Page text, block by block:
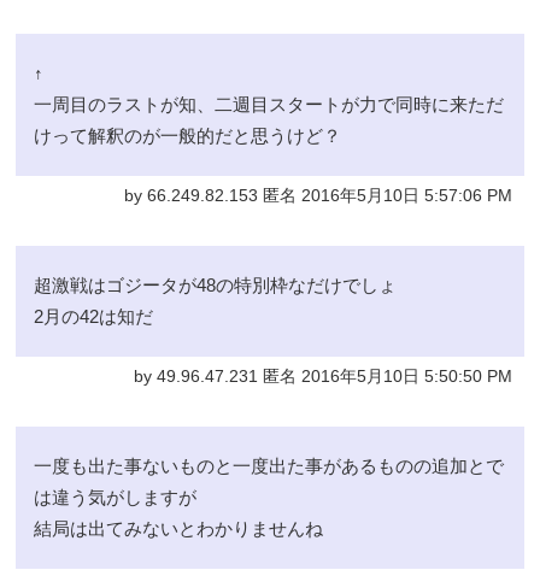
↑
一周目のラストが知、二週目スタートが力で同時に来ただ
けって解釈のが一般的だと思うけど？
by 66.249.82.153 匿名 2016年5月10日 5:57:06 PM
超激戦はゴジータが48の特別枠なだけでしょ
2月の42は知だ
by 49.96.47.231 匿名 2016年5月10日 5:50:50 PM
一度も出た事ないものと一度出た事があるものの追加とで
は違う気がしますが
結局は出てみないとわかりませんね